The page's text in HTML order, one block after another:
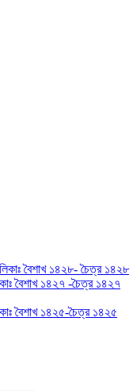
বৈশাখ ১৪২৮- চৈত্র ১৪২৮
বৈশাখ ১৪২৭ -চৈত্র ১৪২৭
বৈশাখ ১৪২৫-চৈত্র ১৪২৫